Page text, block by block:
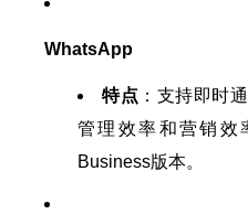
WhatsApp
特点 ：支持即时
管理效率和营销效
Business版本。